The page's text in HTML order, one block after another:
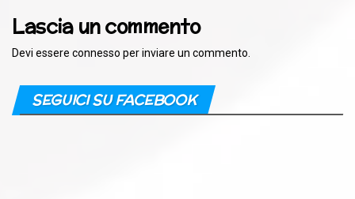
Lascia un commento
Devi essere connesso per inviare un commento.
SEGUICI SU FACEBOOK